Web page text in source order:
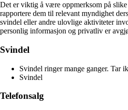
Det er viktig å være oppmerksom på
rapportere dem til relevant myndighet
svindel eller andre ulovlige aktiviteter
personlig informasjon og privatliv er
Svindel
Svindel ringer mange ganger. Tar
Svindel
Telefonsalg